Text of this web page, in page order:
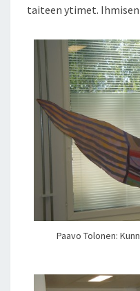
taiteen ytimet. Ihmisen
Paavo Tolonen: